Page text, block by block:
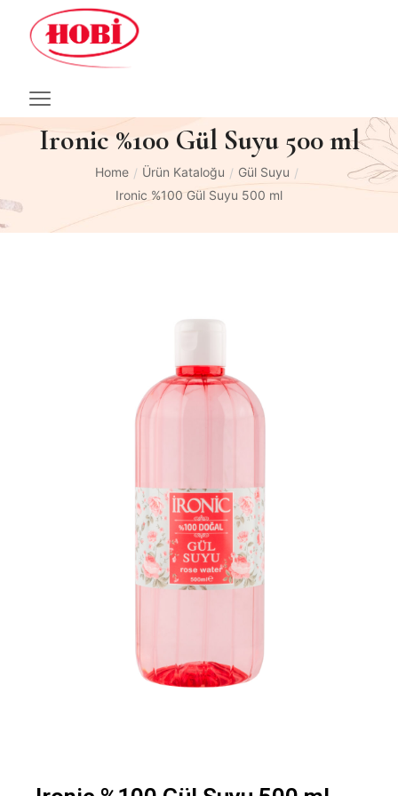
Ironic %100 Gül Suyu 500 ml
Home / Ürün Kataloğu / Gül Suyu /
Ironic %100 Gül Suyu 500 ml